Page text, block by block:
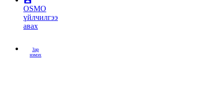
OSMO
үйлчилгээ
авах
Зар
нэмэх